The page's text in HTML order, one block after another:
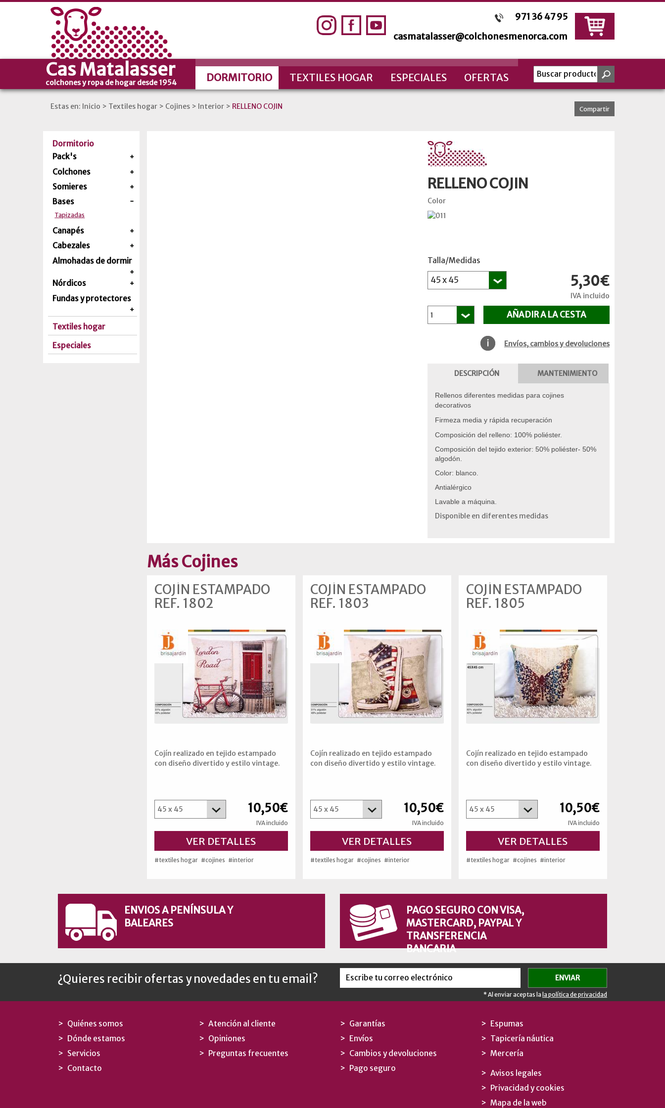
971 36 47 95
casmatalasser@colchonesmenorca.com
Cas Matalasser
colchones y ropa de hogar desde 1954 DORMITORIO TEXTILES HOGAR ESPECIALES OFERTAS
Estas en: Inicio > Textiles hogar > Cojines > Interior > RELLENO COJIN Compartir
Dormitorio
Pack's
Colchones
Somieres
Bases
Tapizadas
Canapés
Cabezales
Almohadas de dormir
Nórdicos
Fundas y protectores
Textiles hogar
Especiales
RELLENO COJIN
Color
Talla/Medidas
5,30€
IVA incluido
Envíos, cambios y devoluciones
DESCRIPCIÓN MANTENIMIENTO
Rellenos diferentes medidas para cojines
decorativos
Firmeza media y rápida recuperación
Composición del relleno: 100% poliéster.
Composición del tejido exterior: 50% poliéster- 50%
algodón.
Color: blanco.
Antialérgico
Lavable a máquina.
Disponible en diferentes medidas
Más Cojines
COJÍN ESTAMPADO
REF. 1802
Cojín realizado en tejido estampado
con diseño divertido y estilo vintage.
10,50€
IVA incluido
VER DETALLES
#textiles hogar #cojines #interior
COJÍN ESTAMPADO
REF. 1803
Cojín realizado en tejido estampado
con diseño divertido y estilo vintage.
10,50€
IVA incluido
VER DETALLES
#textiles hogar #cojines #interior
COJÍN ESTAMPADO
REF. 1805
Cojín realizado en tejido estampado
con diseño divertido y estilo vintage.
10,50€
IVA incluido
VER DETALLES
#textiles hogar #cojines #interior
ENVIOS A PENÍNSULA Y
BALEARES
PAGO SEGURO CON VISA,
MASTERCARD, PAYPAL Y
TRANSFERENCIA
BANCARIA
¿Quieres recibir ofertas y novedades en tu email?
* Al enviar aceptas la la política de privacidad
Quiénes somos
Dónde estamos
Servicios
Contacto
Atención al cliente
Opiniones
Preguntas frecuentes
Garantías
Envíos
Cambios y devoluciones
Pago seguro
Espumas
Tapicería náutica
Mercería
Avisos legales
Privacidad y cookies
Mapa de la web